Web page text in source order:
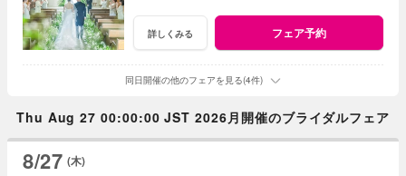
詳しくみる フェア予約
同日開催の他のフェアを見る(4件)
Thu Aug 27 00:00:00 JST 2026月開催のブライダルフェア
8/27 (木)